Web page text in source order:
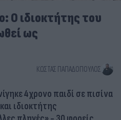
Ο ιδιοκτήτης του
ως
ΚΏΣΤΑΣ ΠΑΠΑΔΌΠΟΥΛΟΣ
4χρονο παιδί σε πισίνα
ιδιοκτήτης